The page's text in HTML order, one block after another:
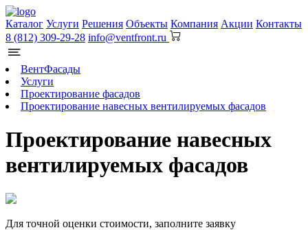
Каталог Услуги Решения Объекты Компания Акции Контакты
8 (812) 309-29-28 info@ventfront.ru
ВентФасады
Услуги
Проектирование фасадов
Проектирование навесных вентилируемых фасадов
Проектирование навесных
вентилируемых фасадов
Для точной оценки стоимости, заполните заявку